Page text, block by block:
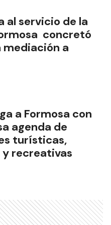
al servicio de la
concretó
mediación a
a Formosa con
agenda de
turísticas,
recreativas